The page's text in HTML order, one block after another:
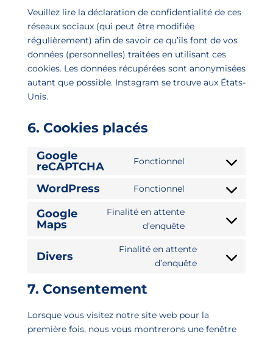
Veuillez lire la déclaration de confidentialité de ces
réseaux sociaux (qui peut être modifiée
régulièrement) afin de savoir ce qu’ils font de vos
données (personnelles) traitées en utilisant ces
cookies. Les données récupérées sont anonymisées
autant que possible. Instagram se trouve aux États-
Unis.
6. Cookies placés
Google
reCAPTCHA
Fonctionnel
Consent
recaptcha
WordPress Fonctionnel
Consent
Google
Maps
Finalité en attente
d’enquête
Consent
service
google-
Divers
Finalité en attente
d’enquête
Consent
7. Consentement
Lorsque vous visitez notre site web pour la
première fois, nous vous montrerons une fenêtre